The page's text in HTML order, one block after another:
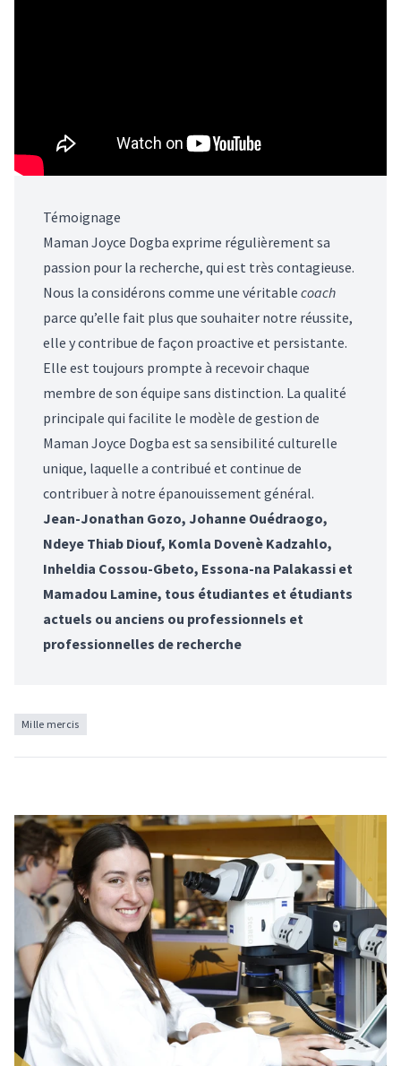
Témoignage
Maman Joyce Dogba exprime régulièrement sa
passion pour la recherche, qui est très contagieuse.
Nous la considérons comme une véritable coach
parce qu’elle fait plus que souhaiter notre réussite,
elle y contribue de façon proactive et persistante.
Elle est toujours prompte à recevoir chaque
membre de son équipe sans distinction. La qualité
principale qui facilite le modèle de gestion de
Maman Joyce Dogba est sa sensibilité culturelle
unique, laquelle a contribué et continue de
contribuer à notre épanouissement général.
Jean-Jonathan Gozo, Johanne Ouédraogo,
Ndeye Thiab Diouf, Komla Dovenè Kadzahlo,
Inheldia Cossou-Gbeto, Essona-na Palakassi et
Mamadou Lamine, tous étudiantes et étudiants
actuels ou anciens ou professionnels et
professionnelles de recherche
Mille mercis